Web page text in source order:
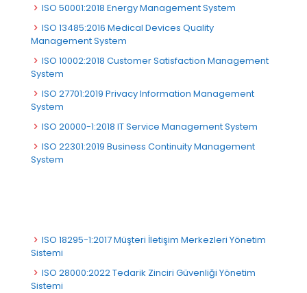
ISO 50001:2018 Energy Management System
ISO 13485:2016 Medical Devices Quality
Management System
ISO 10002:2018 Customer Satisfaction Management
System
ISO 27701:2019 Privacy Information Management
System
ISO 20000-1:2018 IT Service Management System
ISO 22301:2019 Business Continuity Management
System
ISO 18295-1:2017 Müşteri İletişim Merkezleri Yönetim
Sistemi
ISO 28000:2022 Tedarik Zinciri Güvenliği Yönetim
Sistemi